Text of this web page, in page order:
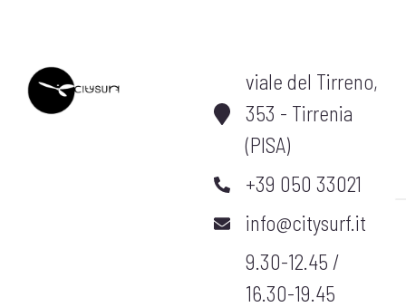
viale del Tirreno,
353 - Tirrenia
(PISA)
+39 050 33021
info@citysurf.it
9.30-12.45 /
16.30-19.45